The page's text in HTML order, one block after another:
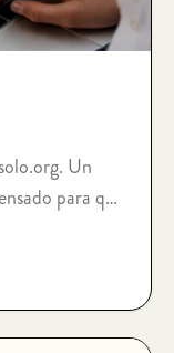
Un
para que